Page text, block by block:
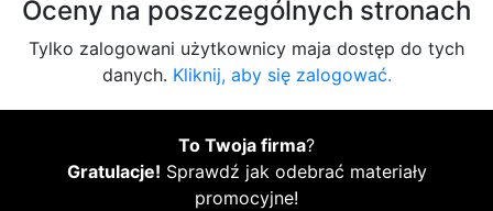
Oceny na poszczególnych stronach
Tylko zalogowani użytkownicy maja dostęp do tych
danych. Kliknij, aby się zalogować.
To Twoja firma?
Gratulacje! Sprawdź jak odebrać materiały
promocyjne!